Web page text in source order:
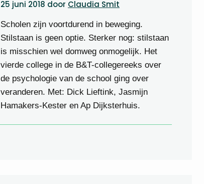
25 juni 2018 door Claudia Smit
Scholen zijn voortdurend in beweging.
Stilstaan is geen optie. Sterker nog: stilstaan
is misschien wel domweg onmogelijk. Het
vierde college in de B&T-collegereeks over
de psychologie van de school ging over
veranderen. Met: Dick Lieftink, Jasmijn
Hamakers-Kester en Ap Dijksterhuis.